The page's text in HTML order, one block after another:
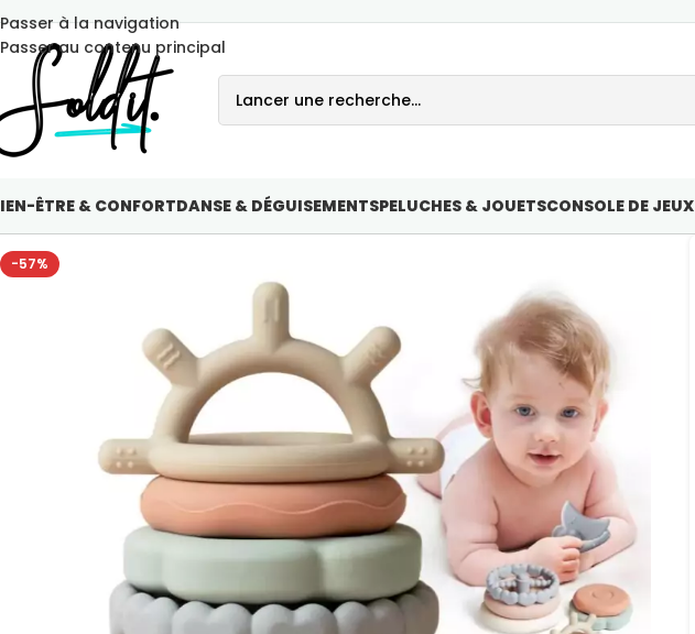
Passer à la navigation
Passer au contenu principal
ÊTRE & CONFORTDANSE & DÉGUISEMENTSPELUCHES & JOUETSCONSOLE DE JEUX
-57%